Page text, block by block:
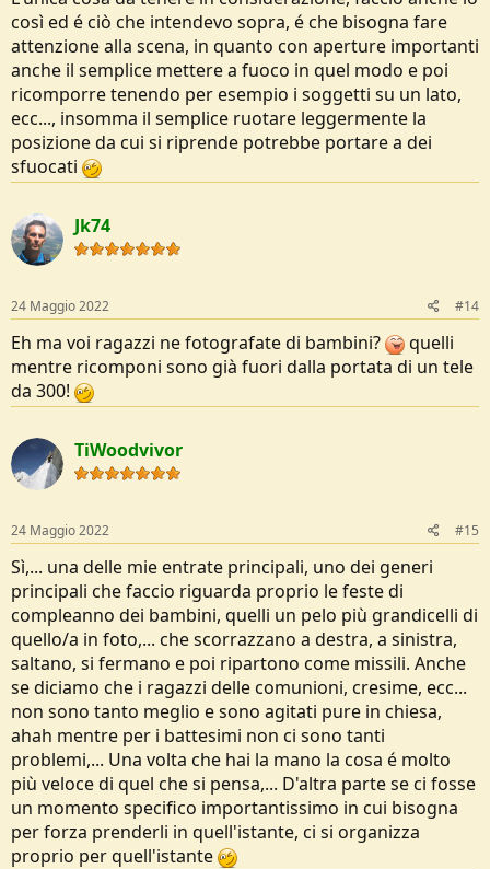
così ed é ciò che intendevo sopra, é che bisogna fare
attenzione alla scena, in quanto con aperture importanti
anche il semplice mettere a fuoco in quel modo e poi
ricomporre tenendo per esempio i soggetti su un lato,
ecc..., insomma il semplice ruotare leggermente la
posizione da cui si riprende potrebbe portare a dei
sfuocati
Jk74
24 Maggio 2022 #14
Eh ma voi ragazzi ne fotografate di bambini?
quelli
mentre ricomponi sono già fuori dalla portata di un tele
da 300!
TiWoodvivor
24 Maggio 2022 #15
Sì,... una delle mie entrate principali, uno dei generi
principali che faccio riguarda proprio le feste di
compleanno dei bambini, quelli un pelo più grandicelli di
quello/a in foto,... che scorrazzano a destra, a sinistra,
saltano, si fermano e poi ripartono come missili. Anche
se diciamo che i ragazzi delle comunioni, cresime, ecc...
non sono tanto meglio e sono agitati pure in chiesa,
ahah mentre per i battesimi non ci sono tanti
problemi,... Una volta che hai la mano la cosa é molto
più veloce di quel che si pensa,... D'altra parte se ci fosse
un momento specifico importantissimo in cui bisogna
per forza prenderli in quell'istante, ci si organizza
proprio per quell'istante